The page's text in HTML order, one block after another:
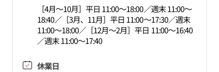
［4月～10月］平日 11:00～18:00／週末 11:00～
18:40／［3月、11月］平日 11:00～17:30／週末
11:00～18:00／［12月～2月］平日 11:00～16:40
／週末 11:00～17:40
休業日